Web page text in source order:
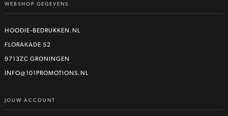
meerdere
Deze
optie
gekozen
worden
WEBSHOP GEGEVENS
HOODIE-BEDRUKKEN.NL
FLORAKADE 52
9713ZC GRONINGEN
INFO@101PROMOTIONS.NL
JOUW ACCOUNT